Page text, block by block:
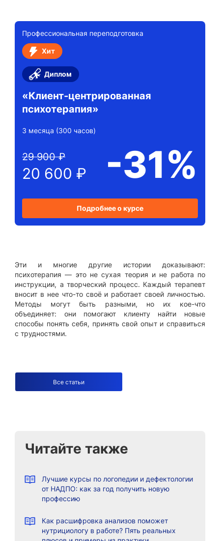
Профессиональная переподготовка
Хит
Диплом
«Клиент-центрированная
психотерапия»
3 месяца (300 часов)
20 600 ₽
29 900 ₽ -31%
Подробнее о курсе
Эти и многие другие истории доказывают:
психотерапия — это не сухая теория и не работа по
инструкции, а творческий процесс. Каждый терапевт
вносит в нее что-то своё и работает своей личностью.
Методы могут быть разными, но их кое-что
объединяет: они помогают клиенту найти новые
способы понять себя, принять свой опыт и справиться
с трудностями.
Все статьи
Читайте также
Лучшие курсы по логопедии и дефектологии
от НАДПО: как за год получить новую
профессию
Как расшифровка анализов поможет
нутрициологу в работе? Пять реальных